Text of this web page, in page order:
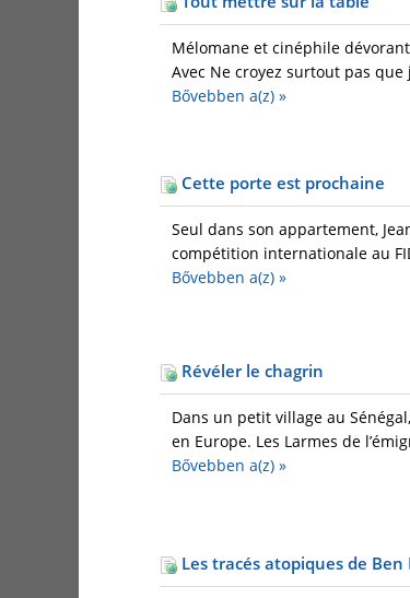
Mélomane et cinéphile
Avec Ne croyez surtout pas
Bővebben a(z) »
Cette porte est prochaine
Seul dans son appartement,
compétition internationale au
Bővebben a(z) »
Révéler le chagrin
Dans un petit village au
en Europe. Les Larmes de
Bővebben a(z) »
Les tracés atopiques de Ben